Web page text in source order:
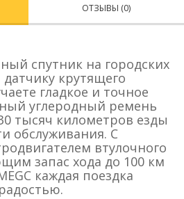
ОТЗЫВЫ (0)
спутник на городских
датчику крутящего
гладкое и точное
углеродный ремень
тысяч километров езды
обслуживания. С
втулочного
запас хода до 100 км
каждая поездка